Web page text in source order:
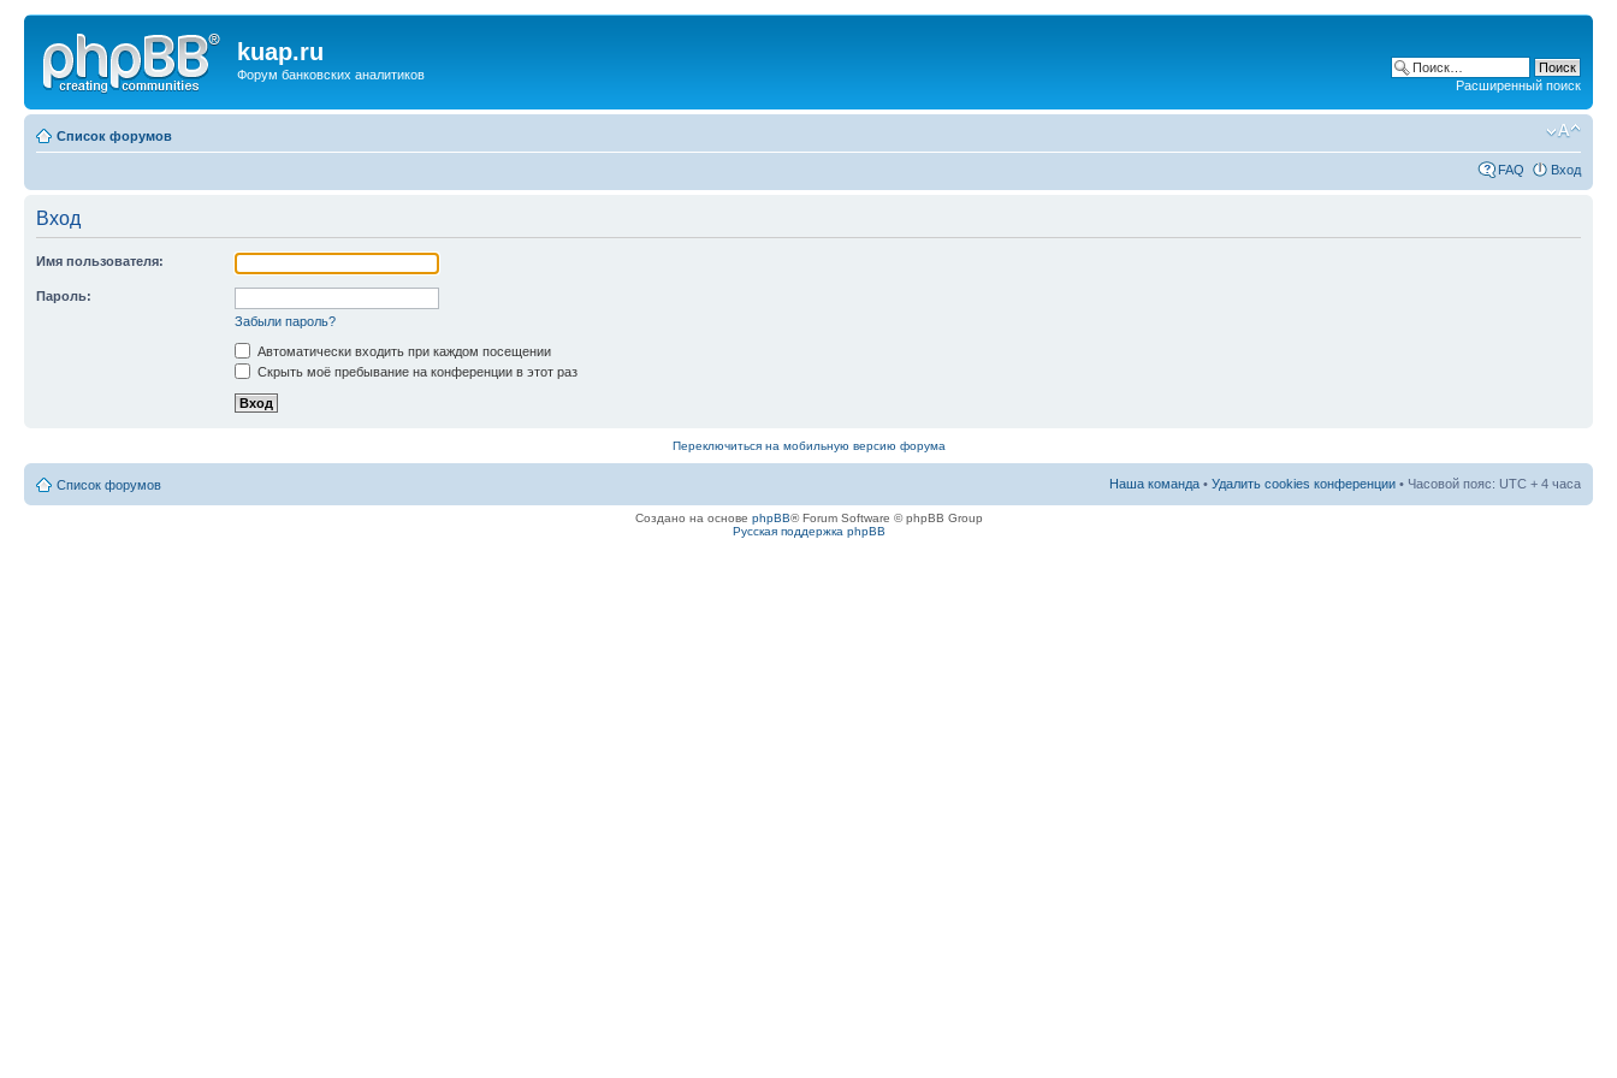
kuap.ru
Форум банковских аналитиков
Расширенный поиск
Список форумов
FAQ Вход
Вход
Имя пользователя:
Пароль:
Забыли пароль?
Автоматически входить при каждом посещении
Скрыть моё пребывание на конференции в этот раз
Переключиться на мобильную версию форума
Список форумов Наша команда • Удалить cookies конференции • Часовой пояс: UTC + 4 часа
Создано на основе phpBB® Forum Software © phpBB Group
Русская поддержка phpBB